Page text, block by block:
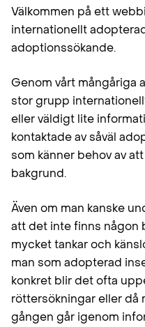
Välkommen på ett
internationellt
adoptionssökande.
Genom vårt mångåriga
stor grupp
eller väldigt lite
kontaktade av såväl
som känner behov av
bakgrund.
Även om man kanske
att det inte finns någon
mycket tankar och
man som adopterad
konkret blir det ofta
röttersökningar eller då
gången går igenom